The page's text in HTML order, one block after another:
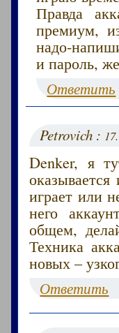
Правда
премиум,
надо-
и пароль,
Ответить
Petrovich :
Denker, я
играет или
него
общем,
Техника
новых –
Ответить